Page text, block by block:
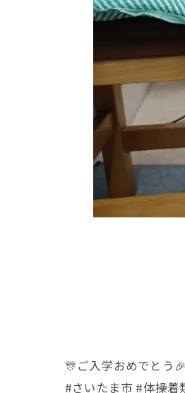
🎊ご入学おめでとう
#さいたま市 #体操